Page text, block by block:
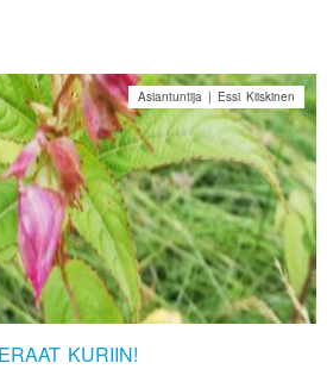
KURIIN!
Asiantuntija | Essi Kiiskinen